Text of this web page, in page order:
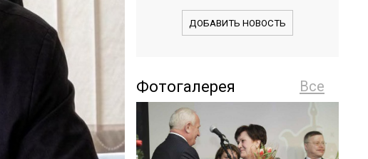
ДОБАВИТЬ НОВОСТЬ
Все
Фотогалерея